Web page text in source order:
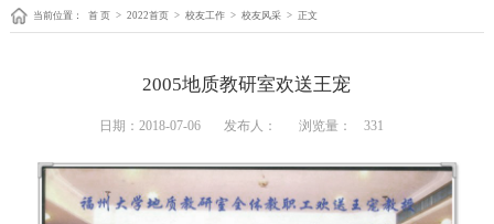
当前位置： 首 页 > 2022首页 > 校友工作 > 校友风采 > 正文
2005地质教研室欢送王宠
日期：2018-07-06 发布人： 浏览量： 331